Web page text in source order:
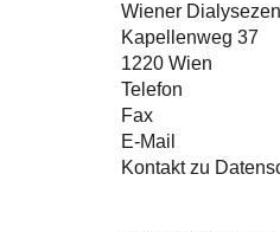
Wiener
Kapellenweg 37
1220 Wien
Telefon
Fax
E-Mail
Kontakt zu